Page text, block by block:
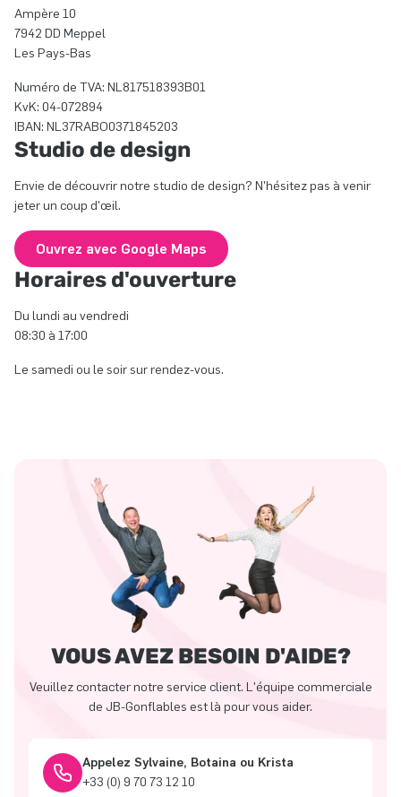
Ampère 10
7942 DD Meppel
Les Pays-Bas
Numéro de TVA: NL817518393B01
KvK: 04-072894
IBAN: NL37RABO0371845203
Studio de design
Envie de découvrir notre studio de design? N'hésitez pas à venir
jeter un coup d'œil.
Ouvrez avec Google Maps
Horaires d'ouverture
Du lundi au vendredi
08:30 à 17:00
Le samedi ou le soir sur rendez-vous.
VOUS AVEZ BESOIN D'AIDE?
Veuillez contacter notre service client. L'équipe commerciale
de JB-Gonflables est là pour vous aider.
Appelez Sylvaine, Botaina ou Krista
+33 (0) 9 70 73 12 10